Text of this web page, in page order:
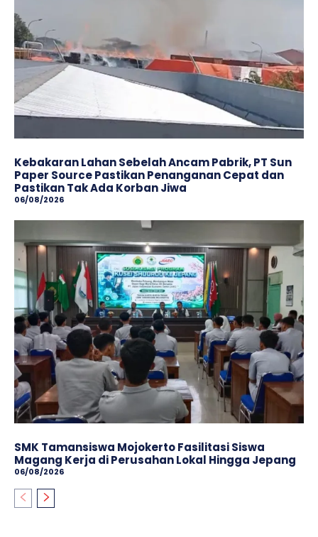
Kebakaran Lahan Sebelah Ancam Pabrik, PT Sun
Paper Source Pastikan Penanganan Cepat dan
Pastikan Tak Ada Korban Jiwa
06/08/2026
SMK Tamansiswa Mojokerto Fasilitasi Siswa
Magang Kerja di Perusahan Lokal Hingga Jepang
06/08/2026